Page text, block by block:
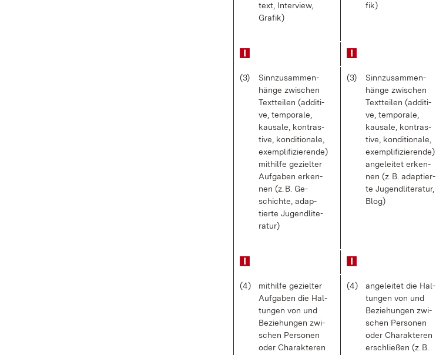
text, In­ter­view,
Gra­fik)
fik)
(3)
Sinn­zu­sam­men­
hän­ge zwi­schen
Text­tei­len (ad­di­ti­
ve, tem­po­ra­le,
kau­sa­le, kon­tras­
ti­ve, kon­di­tio­na­le,
ex­em­pli­fi­zie­ren­de)
mit­hil­fe ge­ziel­ter
Auf­ga­ben er­ken­
nen (z. B. Ge­
schich­te, ad­ap­
tier­te Ju­gend­li­te­
ra­tur)
(3)
Sinn­zu­sam­men­
hän­ge zwi­schen
Text­tei­len (ad­di­ti­
ve, tem­po­ra­le,
kau­sa­le, kon­tras­
ti­ve, kon­di­tio­na­le,
ex­em­pli­fi­zie­ren­de)
an­ge­lei­tet er­ken­
nen (z. B. ad­ap­tier­
te Ju­gend­li­te­ra­tur,
Blog)
(4)
mit­hil­fe ge­ziel­ter
Auf­ga­ben die Hal­
tun­gen von und
Be­zie­hun­gen zwi­
schen Per­so­nen
oder Cha­rak­te­ren
(4)
an­ge­lei­tet die Hal­
tun­gen von und
Be­zie­hun­gen zwi­
schen Per­so­nen
oder Cha­rak­te­ren
er­schlie­ßen (z. B.